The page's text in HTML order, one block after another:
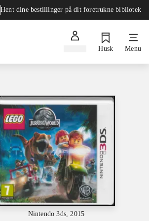
Hent dine bestillinger på dit foretrukne bibliotek
Husk Menu
Nintendo 3ds, 2015